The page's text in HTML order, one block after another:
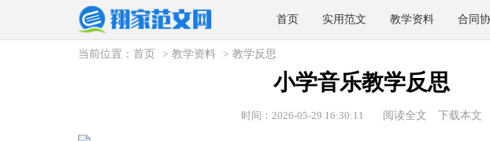
首页 实用范文 教学资料 合同
当前位置： 首页 > 教学资料 > 教学反思
小学音乐教学反思
时间：2026-05-29 16:30:11 阅读全文 下载本文